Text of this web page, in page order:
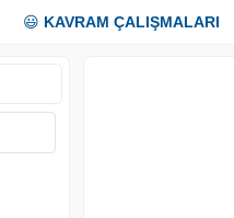
😃 KAVRAM ÇALIŞMALARI